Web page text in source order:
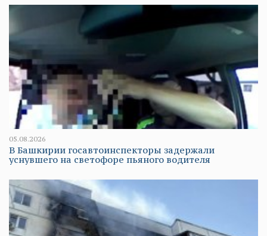
05.08.2026
В Башкирии госавтоинспекторы задержали
уснувшего на светофоре пьяного водителя